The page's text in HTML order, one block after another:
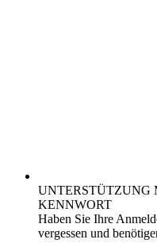
KENNWORT
Haben Sie Ihre
vergessen und